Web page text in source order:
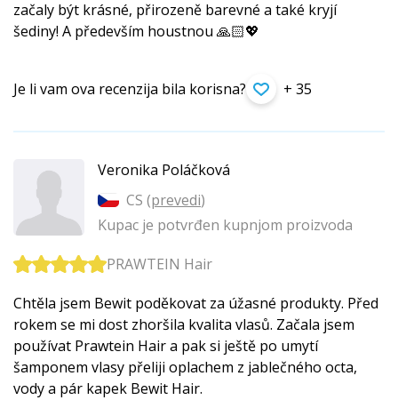
začaly být krásné, přirozeně barevné a také kryjí
šediny! A především houstnou 🙏🏻💖
Je li vam ova recenzija bila korisna? + 35
Veronika Poláčková
CS (prevedi)
Kupac je potvrđen kupnjom proizvoda
PRAWTEIN Hair
Chtěla jsem Bewit poděkovat za úžasné produkty. Před
rokem se mi dost zhoršila kvalita vlasů. Začala jsem
používat Prawtein Hair a pak si ještě po umytí
šamponem vlasy přeliji oplachem z jablečného octa,
vody a pár kapek Bewit Hair.